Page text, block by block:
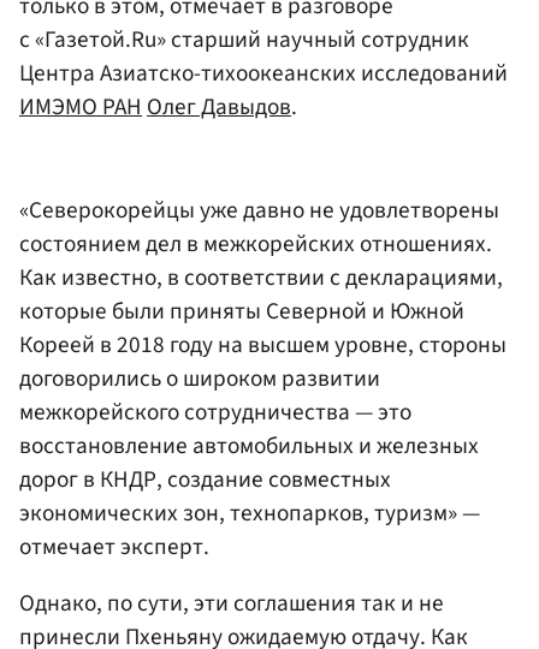
с «Газетой.Ru» старший научный сотрудник
Центра Азиатско-тихоокеанских исследований
ИМЭМО РАНОлег Давыдов.
«Северокорейцы уже давно не удовлетворены
состоянием дел в межкорейских отношениях.
Как известно, в соответствии с декларациями,
которые были приняты Северной и Южной
Кореей в 2018 году на высшем уровне, стороны
договорились о широком развитии
межкорейского сотрудничества — это
восстановление автомобильных и железных
дорог в КНДР, создание совместных
экономических зон, технопарков, туризм» —
отмечает эксперт.
Однако, по сути, эти соглашения так и не
принесли Пхеньяну ожидаемую отдачу. Как